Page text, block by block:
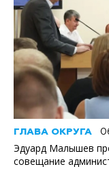
ГЛАВА ОКРУГА
Эдуард Малышев
совещание